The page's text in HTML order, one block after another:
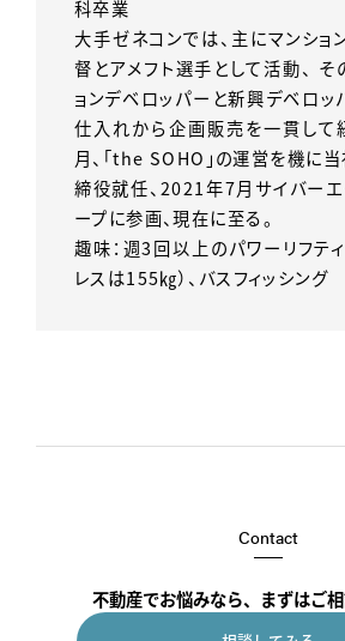
科卒業
大手ゼネコンでは、主にマンシ
督とアメフト選手として活動、
ョンデベロッパーと新興デベロ
仕入れから企画販売を一貫して
月、「the SOHO」の運営を機に
締役就任、2021年7月サイバーエ
ープに参画、現在に至る。
趣味：週3回以上のパワーリフテ
レスは155㎏）、バスフィッシング
Contact
不動産でお悩みなら、まずはご相